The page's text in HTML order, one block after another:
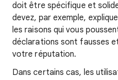
doit être spécifique et
devez, par exemple,
les raisons qui vous
déclarations sont fausses
votre réputation.
Dans certains cas, les